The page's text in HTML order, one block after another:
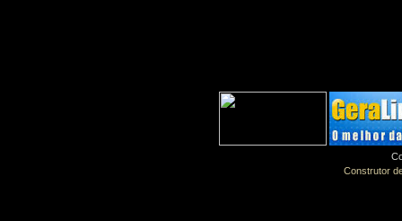
Construtor